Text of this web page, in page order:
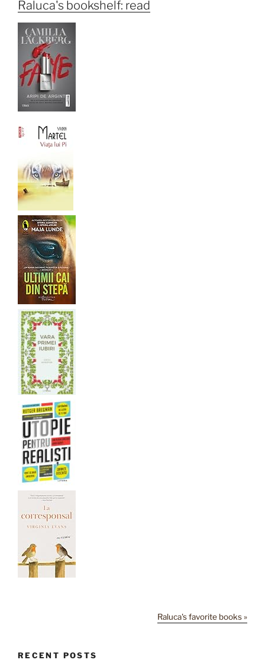
Raluca's bookshelf: read
Raluca's favorite books »
RECENT POSTS